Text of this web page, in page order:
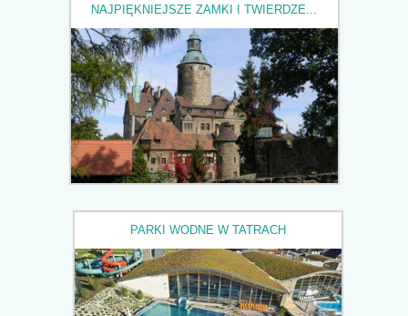
NAJPIĘKNIEJSZE ZAMKI I TWIERDZE...
PARKI WODNE W TATRACH